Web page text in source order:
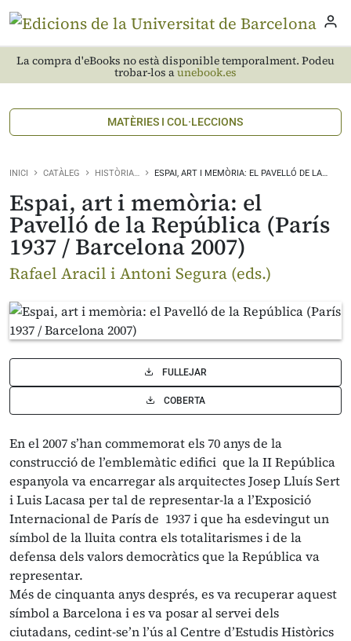
La compra d'eBooks no està disponible temporalment. Podeu
trobar-los aunebook.es
MATÈRIES I COL·LECCIONS
INICI CATÀLEG HISTÒRIA… ESPAI, ART I MEMÒRIA: EL PAVELLÓ DE LA…
Espai, art i memòria: el
Pavelló de la República (París
1937 / Barcelona 2007)
Rafael Aracil i Antoni Segura (eds.)
FULLEJAR
COBERTA
En el 2007 s’han commemorat els 70 anys de la
construcció de l’emblemàtic edifici que la II República
espanyola va encarregar als arquitectes Josep Lluís Sert
i Luis Lacasa per tal de representar-la a l’Exposició
Internacional de París de 1937 i que ha esdevingut un
símbol de la lluita contra els totalitarismes i de la
defensa dels valors democràtics que la República va
representar.
Més de cinquanta anys després, es va recuperar aquest
símbol a Barcelona i es va posar al servei dels
ciutadans, cedint-se’n l’ús al Centre d’Estudis Històrics